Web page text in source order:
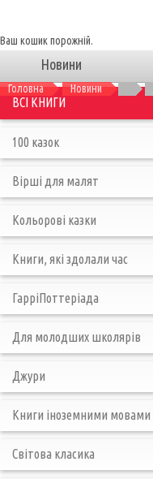
Ваш кошик порожній.
Новини
Головна Новини
ВСІ КНИГИ
100 казок
Вірші для малят
Кольорові казки
Книги, які здолали час
ГарріПоттеріада
Для молодших школярів
Джури
Книги іноземними мовами
Світова класика